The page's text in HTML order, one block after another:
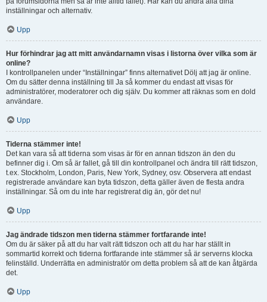
inställningar och alternativ.
Upp
Hur förhindrar jag att mitt användarnamn visas i listorna över vilka som är
online?
I kontrollpanelen under “Inställningar” finns alternativet Dölj att jag är online.
Om du sätter denna inställning till Ja så kommer du endast att visas för
administratörer, moderatorer och dig själv. Du kommer att räknas som en dold
användare.
Upp
Tiderna stämmer inte!
Det kan vara så att tiderna som visas är för en annan tidszon än den du
befinner dig i. Om så är fallet, gå till din kontrollpanel och ändra till rätt tidszon,
t.ex. Stockholm, London, Paris, New York, Sydney, osv. Observera att endast
registrerade användare kan byta tidszon, detta gäller även de flesta andra
inställningar. Så om du inte har registrerat dig än, gör det nu!
Upp
Jag ändrade tidszon men tiderna stämmer fortfarande inte!
Om du är säker på att du har valt rätt tidszon och att du har har ställt in
sommartid korrekt och tiderna fortfarande inte stämmer så är serverns klocka
felinställd. Underrätta en administratör om detta problem så att de kan åtgärda
det.
Upp